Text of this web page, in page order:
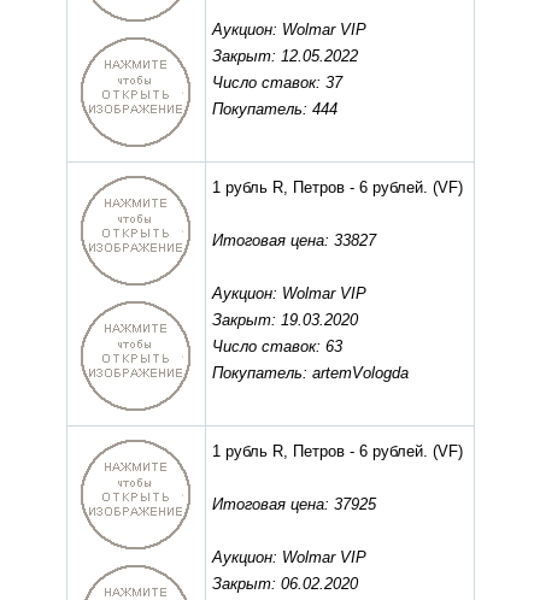
Аукцион: Wolmar VIP
Закрыт: 12.05.2022
Число ставок: 37
Покупатель: 444
1 рубль R, Петров - 6 рублей. (VF)
Итоговая цена: 33827
Аукцион: Wolmar VIP
Закрыт: 19.03.2020
Число ставок: 63
Покупатель: artemVologda
1 рубль R, Петров - 6 рублей. (VF)
Итоговая цена: 37925
Аукцион: Wolmar VIP
Закрыт: 06.02.2020